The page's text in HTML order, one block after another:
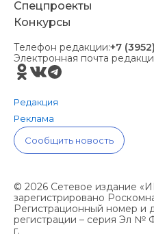
Спецпроекты
Конкурсы
Телефон редакции:+7
Электронная почта
Редакция
Реклама
Сообщить новость
© 2026 Сетевое издание
зарегистрировано
Регистрационный номер и
регистрации – серия Эл №
г.